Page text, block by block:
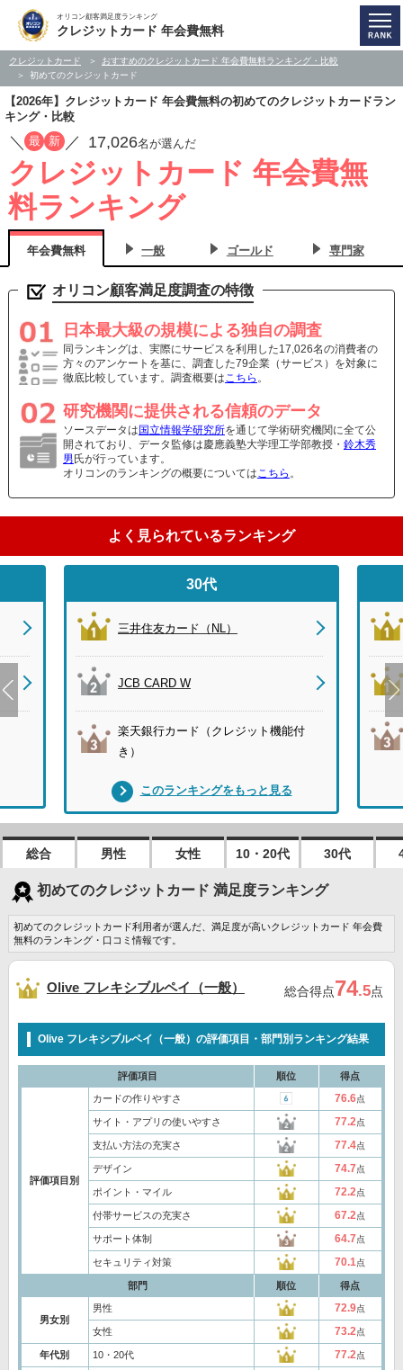
オリコン顧客満足度ランキング
クレジットカード 年会費無料
クレジットカード
おすすめのクレジットカード 年会費無料ランキング・比較
初めてのクレジットカード
【2026年】クレジットカード 年会費無料の初めてのクレジットカードラン
キング・比較
／ 最 新 ／ 17,026名が選んだ
クレジットカード 年会費無
料ランキング
年会費無料 一般 ゴールド 専門家
オリコン顧客満足度調査の特徴
日本最大級の規模による独自の調査
同ランキングは、実際にサービスを利用した17,026名の消費者の
方々のアンケートを基に、調査した79企業（サービス）を対象に
徹底比較しています。調査概要はこちら 。
研究機関に提供される信頼のデータ
ソースデータは 国立情報学研究所を通じて学術研究機関に全て公
開されており、データ監修は慶應義塾大学理工学部教授・ 鈴木秀
男 氏が行っています。
オリコンのランキングの概要についてはこちら 。
よく見られているランキング
30代
三井住友カード（NL）
JCB CARD W
楽天銀行カード（クレジット機能付
き）
このランキングをもっと見る
総合 男性 女性 10・20代 30代
初めてのクレジットカード 満足度ランキング
初めてのクレジットカード利用者が選んだ、満足度が高いクレジットカード 年会費
無料のランキング・口コミ情報です。
Olive フレキシブルペイ（一般） 総合得点74.5点
Olive フレキシブルペイ（一般）の評価項目・部門別ランキング結果
評価項目 順位 得点
評価項目別
カードの作りやすさ 76.6点
サイト・アプリの使いやすさ 77.2点
支払い方法の充実さ 77.4点
デザイン 74.7点
ポイント・マイル 72.2点
付帯サービスの充実さ 67.2点
サポート体制 64.7点
セキュリティ対策 70.1点
部門 順位 得点
男女別
男性 72.9点
女性 73.2点
年代別 10・20代 77.2点